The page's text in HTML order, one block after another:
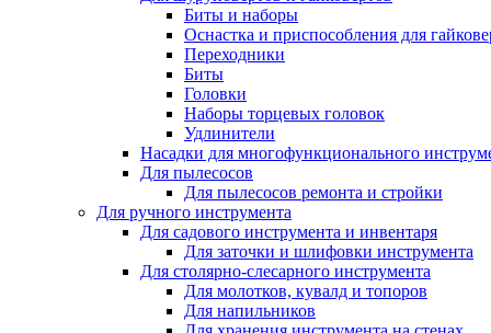
Биты и наборы
Оснастка и приспособления для
Переходники
Биты
Головки
Наборы торцевых головок
Удлинители
Насадки для многофункционального
Для пылесосов
Для пылесосов ремонта и стройки
Для ручного инструмента
Для садового инструмента и инвентаря
Для заточки и шлифовки инструмента
Для столярно-слесарного инструмента
Для молотков, кувалд и топоров
Для напильников